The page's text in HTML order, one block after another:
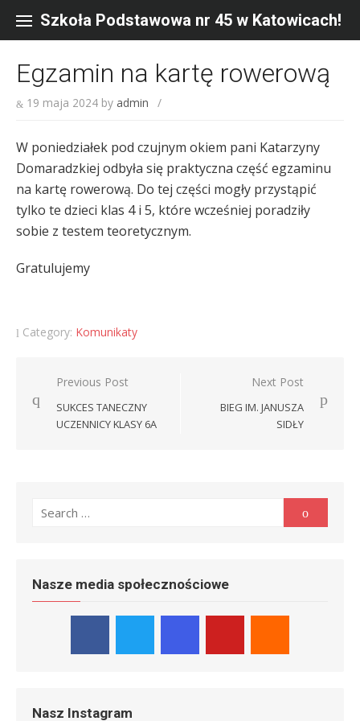
content
Szkoła Podstawowa nr 45 w Katowicach!
Egzamin na kartę rowerową
19 maja 2024 by admin /
W poniedziałek pod czujnym okiem pani Katarzyny
Domaradzkiej odbyła się praktyczna część egzaminu
na kartę rowerową. Do tej części mogły przystąpić
tylko te dzieci klas 4 i 5, które wcześniej poradziły
sobie z testem teoretycznym.
Gratulujemy
Category: Komunikaty
Nawigacja
wpisu
Previous Post
SUKCES TANECZNY
UCZENNICY KLASY 6A
Next Post
BIEG IM. JANUSZA
SIDŁY
for:
Nasze media społecznościowe
Nasz Instagram